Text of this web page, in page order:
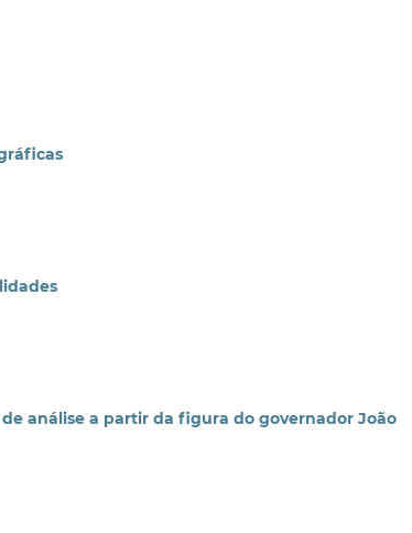
análise a partir da figura do governador João